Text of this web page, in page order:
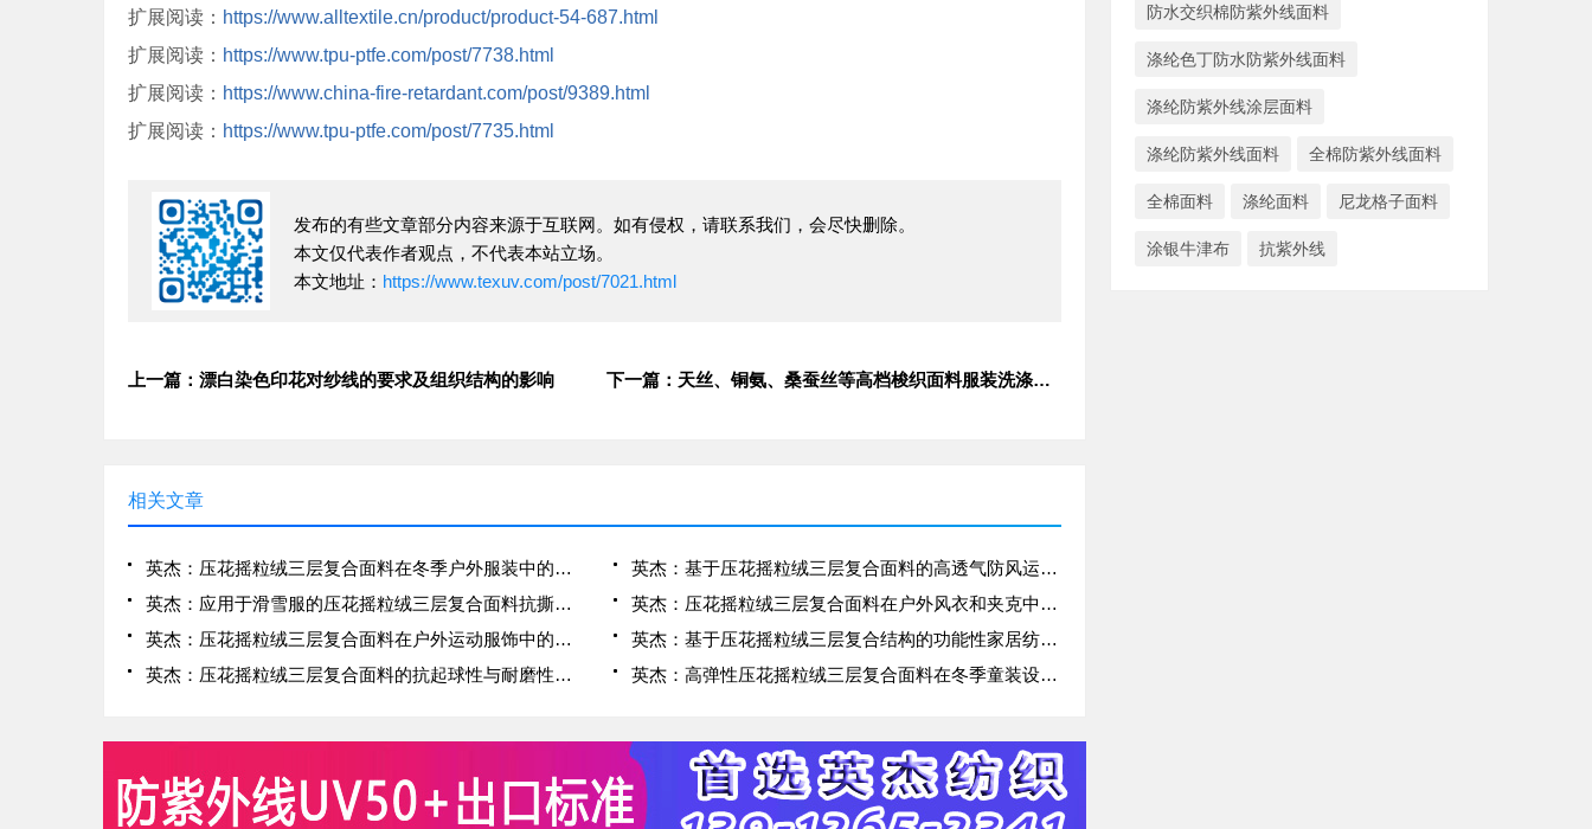
扩展阅读： https://www.alltextile.cn/product/product-54-687.html
扩展阅读： https://www.tpu-ptfe.com/post/7738.html
扩展阅读： https://www.china-fire-retardant.com/post/9389.html
扩展阅读： https://www.tpu-ptfe.com/post/7735.html
发布的有些文章部分内容来源于互联网。如有侵权，请联系我们，会尽快删除。
本文仅代表作者观点，不代表本站立场。
本文地址： https://www.texuv.com/post/7021.html
上一篇：漂白染色印花对纱线的要求及组织结构的影响 下一篇：天丝、铜氨、桑蚕丝等高档梭织面料服装洗涤应了解的常识
相关文章
英杰：压花摇粒绒三层复合面料在冬季户外服装中的保暖性能优化研究
英杰：基于压花摇粒绒三层复合面料的高透气防风运动服饰开发
英杰：应用于滑雪服的压花摇粒绒三层复合面料抗撕裂与耐磨性提升技术
英杰：压花摇粒绒三层复合面料在户外风衣和夹克中的应用与性能
英杰：压花摇粒绒三层复合面料在户外运动服饰中的保暖与透气性能研究
英杰：基于压花摇粒绒三层复合结构的功能性家居纺织品开发与应用
英杰：压花摇粒绒三层复合面料的抗起球性与耐磨性优化技术分析
英杰：高弹性压花摇粒绒三层复合面料在冬季童装设计中的应用实践
防水交织棉防紫外线面料
涤纶色丁防水防紫外线面料
涤纶防紫外线涂层面料
涤纶防紫外线面料 全棉防紫外线面料
全棉面料 涤纶面料 尼龙格子面料
涂银牛津布 抗紫外线